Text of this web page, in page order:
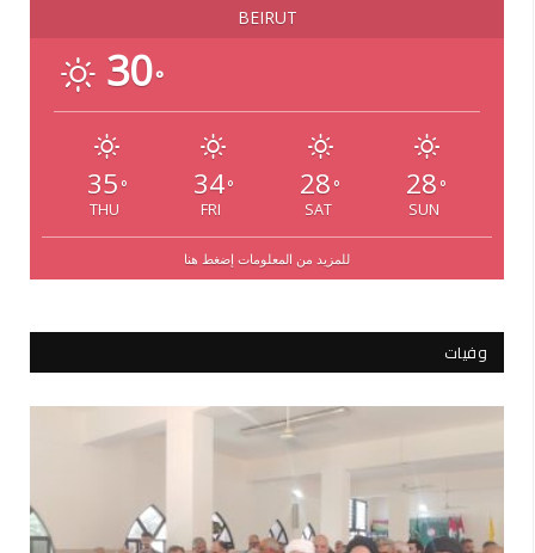
BEIRUT
30°
35 °
THU
34°
FRI
28 °
SAT
28 °
SUN
للمزيد من المعلومات إضغط هنا
وفيات